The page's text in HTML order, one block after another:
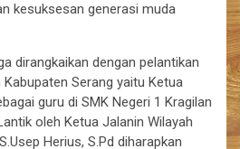
kesuksesan generasi muda
dirangkaikan dengan pelantikan
Serang yaitu Ketua
guru di SMK Negeri 1 Kragilan
oleh Ketua Jalanin Wilayah
Herius, S.Pd diharapkan